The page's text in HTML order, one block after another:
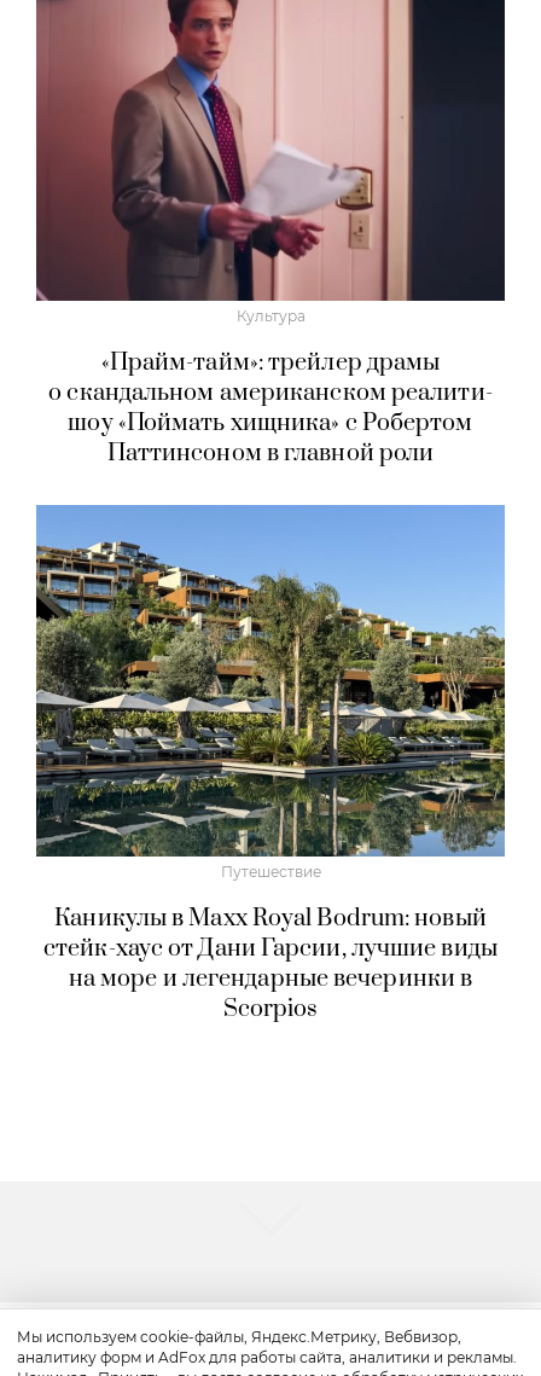
Культура
«Прайм-тайм»: трейлер драмы
о скандальном американском реалити-
шоу «Поймать хищника» с Робертом
Паттинсоном в главной роли
Путешествие
Каникулы в Maxx Royal Bodrum: новый
стейк-хаус от Дани Гарсии, лучшие виды
на море и легендарные вечеринки в
Scorpios
Мы используем cookie-файлы, Яндекс.Метрику, Вебвизор,
аналитику форм и AdFox для работы сайта, аналитики и рекламы.